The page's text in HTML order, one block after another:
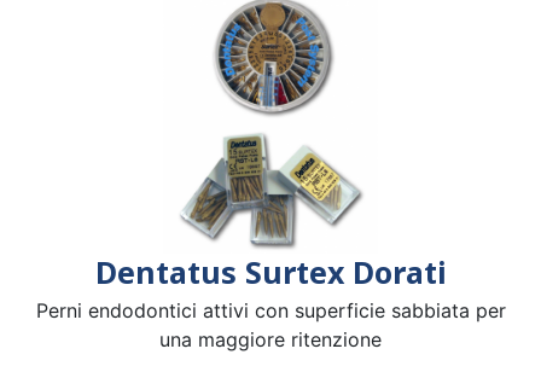
Dentatus Surtex Dorati
Perni endodontici attivi con superficie sabbiata per
una maggiore ritenzione